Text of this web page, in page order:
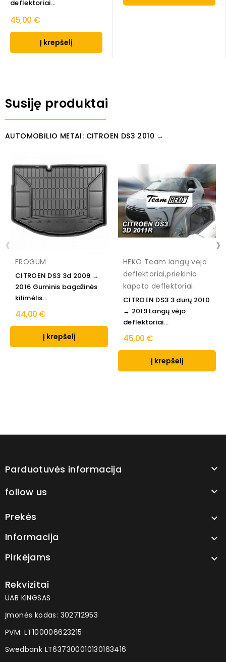
deflektoriai...
45,00 €
Į krepšelį
Susiję produktai
AUTOMOBILIO METAI: CITROEN DS3 2010 →
FROGUM
CITROEN DS3 3d 2009 →
2016 Guminis bagažinės
kilimėlis...
44,00 €
Į krepšelį
HEKO Team langų vėjo
deflektoriai,priekinio
kapoto deflektoriai.
CITROEN DS3 3 durų 2010
→ 2019 Langų vėjo
deflektoriai...
45,00 €
Į krepšelį
‹ ›
Parduotuvės informacija 
follow us 
Prekės 
Informacija 
Pirkėjams 
Rekvizitai
UAB KINGSAS
Įmonės kodas: 302712953
PVM: LT100006623215
Swedbank LT637300010130163416